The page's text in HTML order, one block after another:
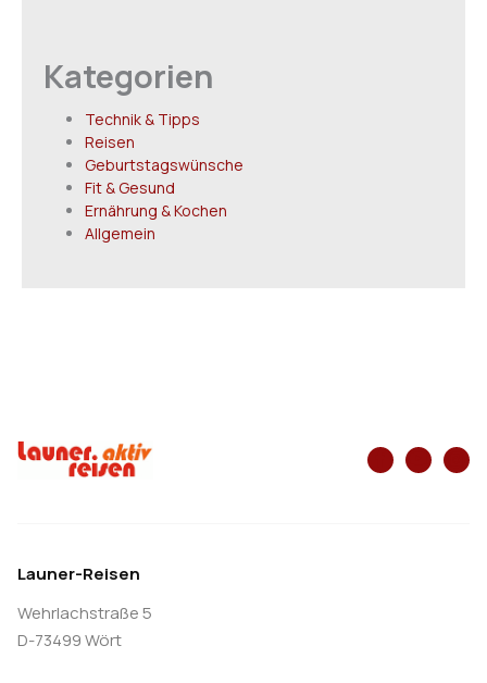
Kategorien
Technik & Tipps
Reisen
Geburtstagswünsche
Fit & Gesund
Ernährung & Kochen
Allgemein
Launer-Reisen
Wehrlachstraße 5
D-73499 Wört